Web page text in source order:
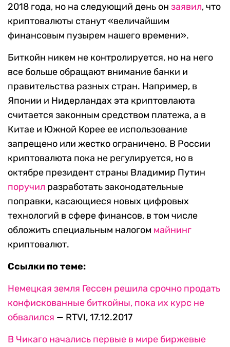
2018 года, но на следующий день он заявил, что
криптовалюты станут «величайшим
финансовым пузырем нашего времени».
Биткойн никем не контролируется, но на него
все больше обращают внимание банки и
правительства разных стран. Например, в
Японии и Нидерландах эта криптовлаюта
считается законным средством платежа, а в
Китае и Южной Корее ее использование
запрещено или жестко ограничено. В России
криптовалюта пока не регулируется, но в
октябре президент страны Владимир Путин
поручил разработать законодательные
поправки, касающиеся новых цифровых
технологий в сфере финансов, в том числе
обложить специальным налогом майнинг
криптовалют.
Ссылки по теме:
Немецкая земля Гессен решила срочно продать
конфискованные биткойны, пока их курс не
обвалился — RTVI, 17.12.2017
В Чикаго начались первые в мире биржевые